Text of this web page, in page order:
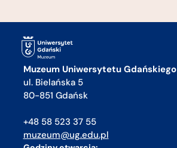
Muzeum Uniwersytetu Gdańskiego
ul. Bielańska 5
80-851 Gdańsk
+48 58 523 37 55
muzeum@ug.edu.pl